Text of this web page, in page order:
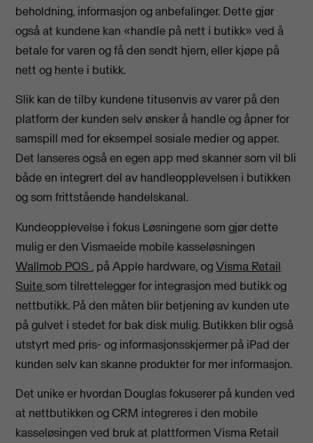
beholdning, informasjon og anbefalinger. Dette gjør
også at kundene kan «handle på nett i butikk» ved å
betale for varen og få den sendt hjem, eller kjøpe på
nett og hente i butikk.
Slik kan de tilby kundene titusenvis av varer på den
platform der kunden selv ønsker å handle og åpner for
samspill med for eksempel sosiale medier og apper.
Det lanseres også en egen app med skanner som vil bli
både en integrert del av handleopplevelsen i butikken
og som frittstående handelskanal.
Kundeopplevelse i fokus Løsningene som gjør dette
mulig er den Vismaeide mobile kasseløsningen
Wallmob POS , på Apple hardware, ogVisma Retail
Suitesom tilrettelegger for integrasjon med butikk og
nettbutikk. På den måten blir betjening av kunden ute
på gulvet i stedet for bak disk mulig. Butikken blir også
utstyrt med pris- og informasjonsskjermer på iPad der
kunden selv kan skanne produkter for mer informasjon.
Det unike er hvordan Douglas fokuserer på kunden ved
at nettbutikken og CRM integreres i den mobile
kasseløsingen ved bruk at plattformen Visma Retail